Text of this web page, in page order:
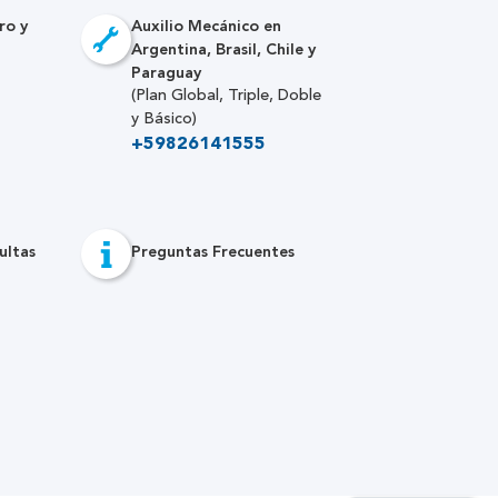
y
Auxilio Mecánico en
Argentina, Brasil, Chile y
Paraguay
(Plan Global, Triple, Doble
y Básico)
+59826141555
Preguntas Frecuentes